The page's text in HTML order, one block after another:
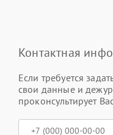
Контактная
Если требуется
свои данные и
проконсультирует